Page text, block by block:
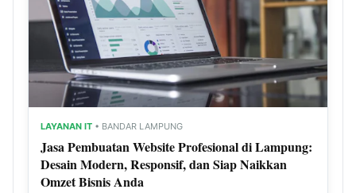
LAYANAN IT • BANDAR LAMPUNG
Jasa Pembuatan Website Profesional di Lampung:
Desain Modern, Responsif, dan Siap Naikkan
Omzet Bisnis Anda